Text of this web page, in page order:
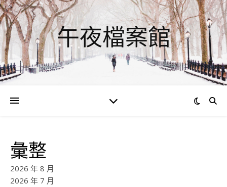
午夜檔案館
彙整
2026 年 8 月
2026 年 7 月